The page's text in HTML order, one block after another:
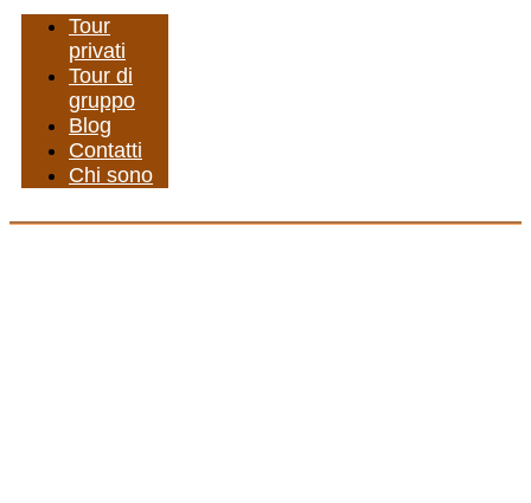
Tour
privati
Tour di
gruppo
Blog
Contatti
Chi sono